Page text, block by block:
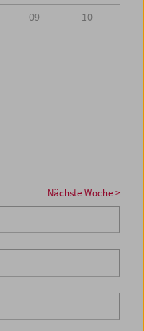
09 10
Nächste Woche >